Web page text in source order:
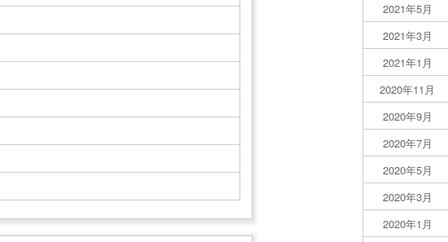
2021年5月
2021年3月
2021年1月
2020年11月
2020年9月
2020年7月
2020年5月
2020年3月
2020年1月